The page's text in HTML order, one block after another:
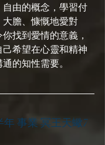
由的概念，學習付
膽、慷慨地愛對
找到愛情的意義，
希望在心靈和精神
的知性需要。
年 事業 冥王天蠍7